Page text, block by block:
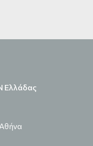
Ελλάδας